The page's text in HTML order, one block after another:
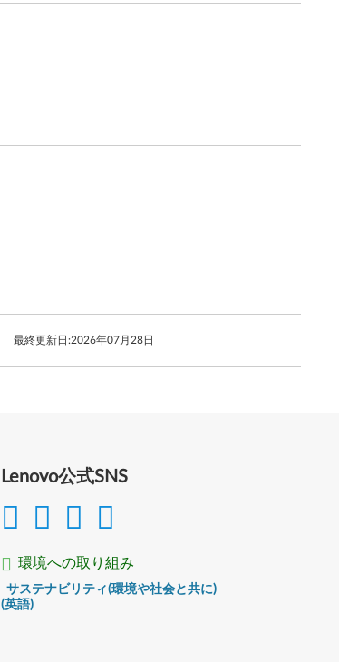
最終更新日:2026年07月28日
Lenovo公式SNS
環境への取り組み
サステナビリティ(環境や社会と共に)
(英語)